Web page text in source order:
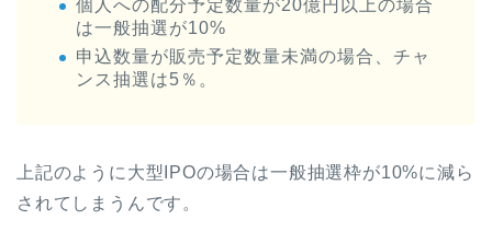
個人への配分予定数量が20億円以上の場合
は一般抽選が10%
申込数量が販売予定数量未満の場合、チャ
ンス抽選は5％。
上記のように大型IPOの場合は一般抽選枠が10%に減ら
されてしまうんです。